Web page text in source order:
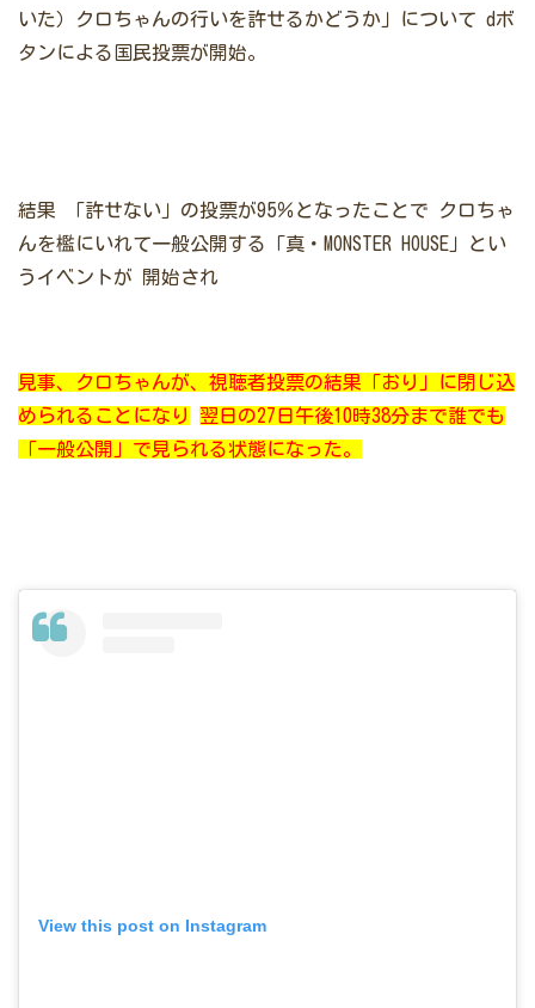
いた）クロちゃんの行いを許せるかどうか」について dボ
タンによる国民投票が開始。
結果 「許せない」の投票が95％となったことで クロちゃ
んを檻にいれて一般公開する「真・MONSTER HOUSE」とい
うイベントが 開始され
見事、クロちゃんが、視聴者投票の結果「おり」に閉じ込
められることになり
翌日の27日午後10時38分まで誰でも
「一般公開」で見られる状態になった。
View this post on Instagram